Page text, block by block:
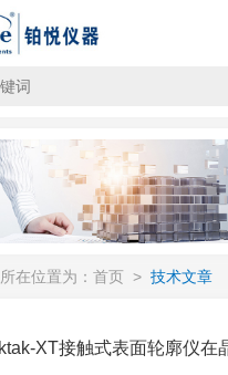
在位置为： 首页 > 技术文章